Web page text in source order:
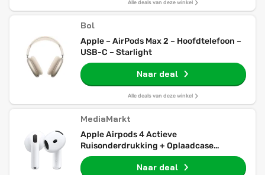
Alle deals van deze winkel
Bol
Apple – AirPods Max 2 – Hoofdtelefoon –
USB-C – Starlight
Naar deal
Alle deals van deze winkel
MediaMarkt
Apple Airpods 4 Actieve
Ruisonderdrukking + Oplaadcase
Mxp93zm/a In-ear Draadloze Oordopjes
Met Noise-cancelling Wit
Naar deal